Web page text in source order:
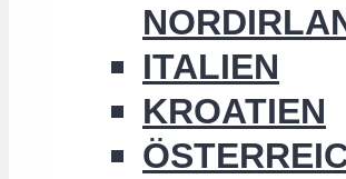
ITALIEN
KROATIEN